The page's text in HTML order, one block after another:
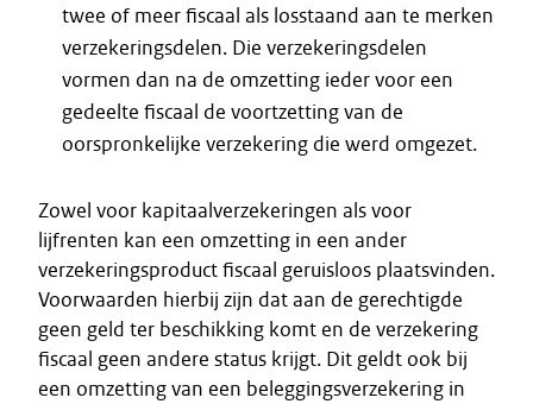
twee of meer fiscaal als losstaand aan te merken
verzekeringsdelen. Die verzekeringsdelen
vormen dan na de omzetting ieder voor een
gedeelte fiscaal de voortzetting van de
oorspronkelijke verzekering die werd omgezet.
Zowel voor kapitaalverzekeringen als voor
lijfrenten kan een omzetting in een ander
verzekeringsproduct fiscaal geruisloos plaatsvinden.
Voorwaarden hierbij zijn dat aan de gerechtigde
geen geld ter beschikking komt en de verzekering
fiscaal geen andere status krijgt. Dit geldt ook bij
een omzetting van een beleggingsverzekering in